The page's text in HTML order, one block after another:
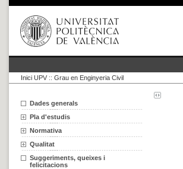
Inici UPV :: Grau en Enginyeria Civil
Dades generals
Pla d'estudis
Normativa
Qualitat
Suggeriments, queixes i
felicitacions